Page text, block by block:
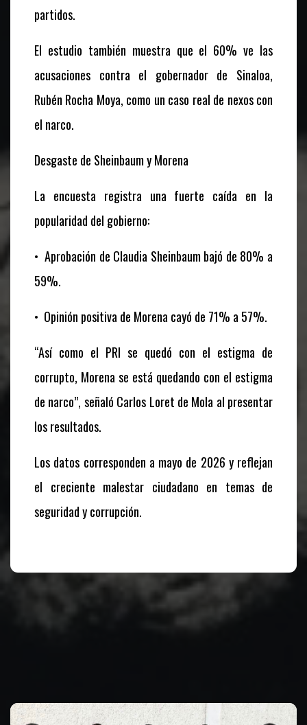
partidos.
El estudio también muestra que el 60% ve las
acusaciones contra el gobernador de Sinaloa,
Rubén Rocha Moya, como un caso real de nexos con
el narco.
Desgaste de Sheinbaum y Morena
La encuesta registra una fuerte caída en la
popularidad del gobierno:
• Aprobación de Claudia Sheinbaum bajó de 80% a
59%.
• Opinión positiva de Morena cayó de 71% a 57%.
“Así como el PRI se quedó con el estigma de
corrupto, Morena se está quedando con el estigma
de narco”, señaló Carlos Loret de Mola al presentar
los resultados.
Los datos corresponden a mayo de 2026 y reflejan
el creciente malestar ciudadano en temas de
seguridad y corrupción.